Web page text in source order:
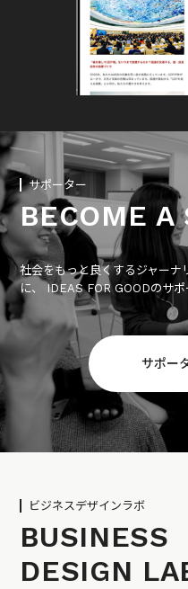
サポーター
BECOME A
社会をもっと良くするジャーナ
に、 IDEAS FOR GOODのサポ
サポー
ビジネスデザインラボ
BUSINESS
DESIGN